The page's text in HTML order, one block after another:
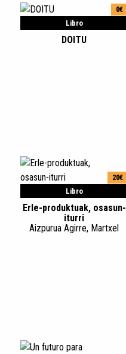
Libro
0€
DOITU
Libro
20€
Erle-produktuak, osasun-
iturri
Aizpurua Agirre, Martxel